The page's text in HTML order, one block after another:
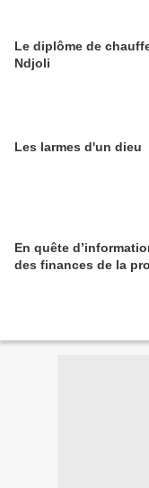
Le diplôme de
Ndjoli
Les larmes d'un dieu
En quête
des finances de la